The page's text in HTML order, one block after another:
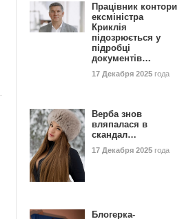
Працівник контори
ексміністра
Криклія
підозрюється у
підробці
документів…
17 Декабря 2025 года
Верба знов
вляпалася в
скандал…
17 Декабря 2025 года
Блогерка-